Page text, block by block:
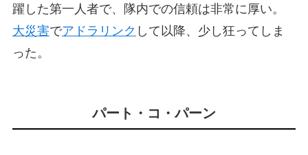
躍した第一人者で、隊内での信頼は非常に厚い。
大災害でアドラリンク して以降、少し狂ってしま
った。
パート・コ・パーン